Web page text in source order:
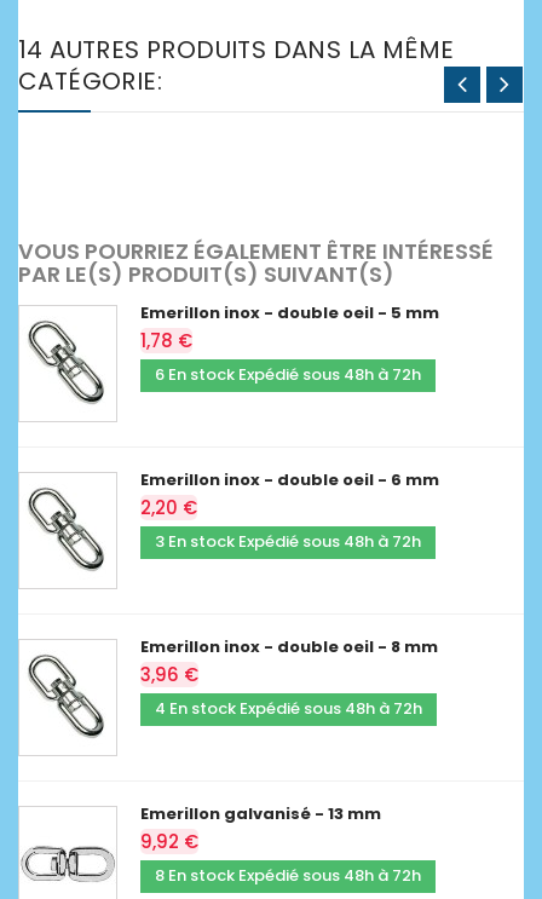
14 AUTRES PRODUITS DANS LA MÊME
CATÉGORIE:
VOUS POURRIEZ ÉGALEMENT ÊTRE INTÉRESSÉ
PAR LE(S) PRODUIT(S) SUIVANT(S)
Emerillon inox - double oeil - 5 mm
1,78 €
6 En stock Expédié sous 48h à 72h
Emerillon inox - double oeil - 6 mm
2,20 €
3 En stock Expédié sous 48h à 72h
Emerillon inox - double oeil - 8 mm
3,96 €
4 En stock Expédié sous 48h à 72h
Emerillon galvanisé - 13 mm
9,92 €
8 En stock Expédié sous 48h à 72h